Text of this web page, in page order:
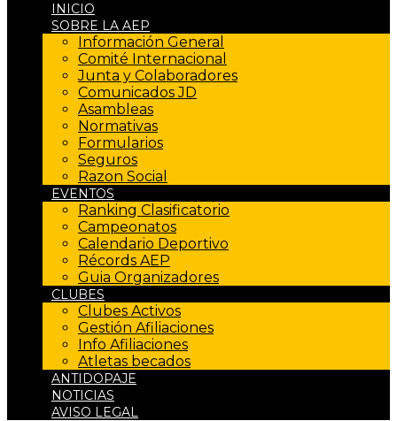
INICIO
SOBRE LA AEP
Información General
Comité Internacional
Junta y Colaboradores
Comunicados JD
Asambleas
Normativas
Formularios
Seguros
Razon Social
EVENTOS
Ranking Clasificatorio
Campeonatos
Calendario Deportivo
Récords AEP
Guia Organizadores
CLUBES
Clubes Activos
Gestión Afiliaciones
Info Afiliaciones
Atletas becados
ANTIDOPAJE
NOTICIAS
AVISO LEGAL